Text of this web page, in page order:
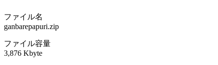
ファイル名
ganbarepapuri.zip
ファイル容量
3,876 Kbyte